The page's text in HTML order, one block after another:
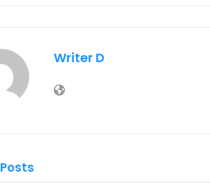
Writer D
Posts